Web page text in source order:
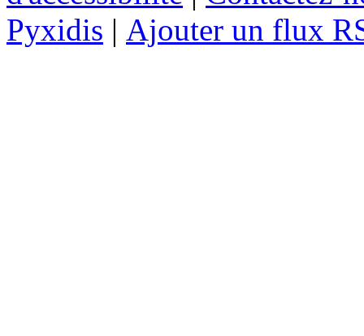
Pyxidis | Ajouter un flux